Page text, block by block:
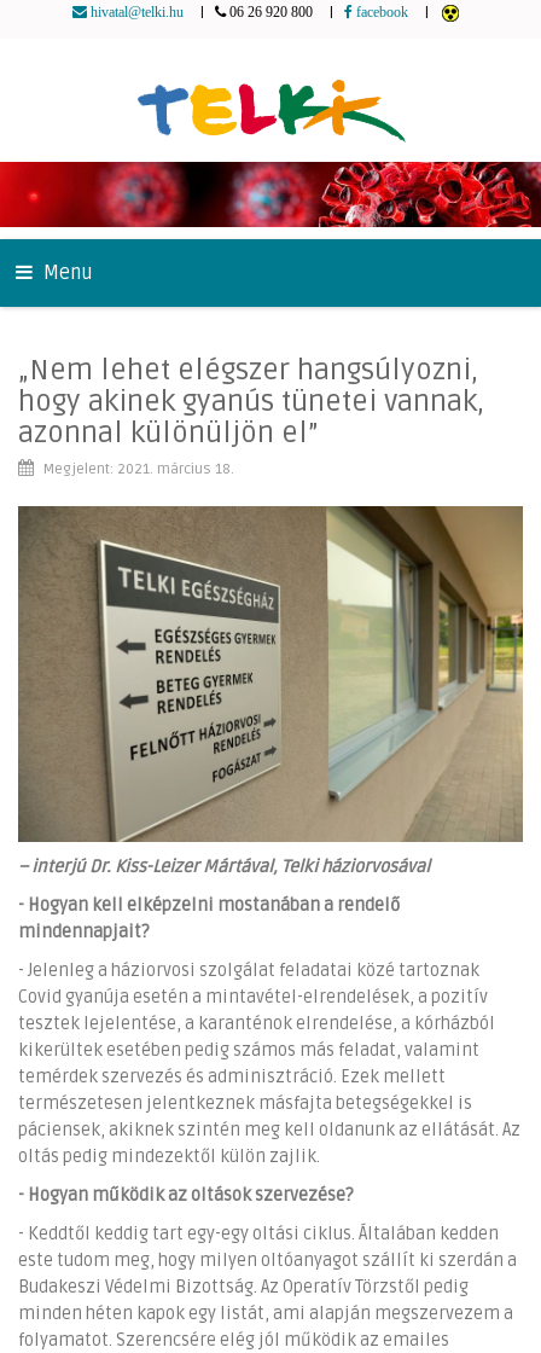
hivatal@telki.hu 06 26 920 800 facebook
Menu
„Nem lehet elégszer hangsúlyozni,
hogy akinek gyanús tünetei vannak,
azonnal különüljön el”
Megjelent: 2021. március 18.
– interjú Dr. Kiss-Leizer Mártával, Telki háziorvosával
- Hogyan kell elképzelni mostanában a rendelő
mindennapjait?
- Jelenleg a háziorvosi szolgálat feladatai közé tartoznak
Covid gyanúja esetén a mintavétel-elrendelések, a pozitív
tesztek lejelentése, a karanténok elrendelése, a kórházból
kikerültek esetében pedig számos más feladat, valamint
temérdek szervezés és adminisztráció. Ezek mellett
természetesen jelentkeznek másfajta betegségekkel is
páciensek, akiknek szintén meg kell oldanunk az ellátását. Az
oltás pedig mindezektől külön zajlik.
- Hogyan működik az oltások szervezése?
- Keddtől keddig tart egy-egy oltási ciklus. Általában kedden
este tudom meg, hogy milyen oltóanyagot szállít ki szerdán a
Budakeszi Védelmi Bizottság. Az Operatív Törzstől pedig
minden héten kapok egy listát, ami alapján megszervezem a
folyamatot. Szerencsére elég jól működik az emailes